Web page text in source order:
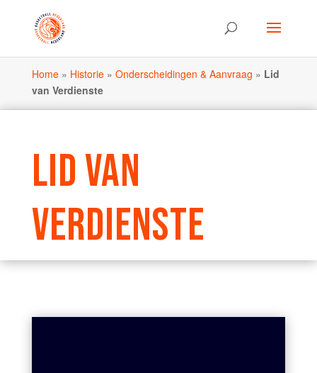
Home» Historie» Onderscheidingen & Aanvraag » Lid
van Verdienste
LID VAN
VERDIENSTE